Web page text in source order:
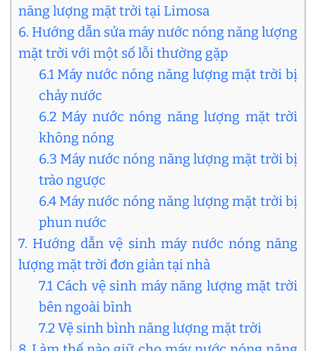
năng lượng mặt trời tại Limosa
6. Hướng dẫn sửa máy nước nóng năng lượng
mặt trời với một số lỗi thường gặp
6.1 Máy nước nóng năng lượng mặt trời bị
chảy nước
6.2 Máy nước nóng năng lượng mặt trời
không nóng
6.3 Máy nước nóng năng lượng mặt trời bị
trào ngược
6.4 Máy nước nóng năng lượng mặt trời bị
phun nước
7. Hướng dẫn vệ sinh máy nước nóng năng
lượng mặt trời đơn giản tại nhà
7.1 Cách vệ sinh máy năng lượng mặt trời
bên ngoài bình
7.2 Vệ sinh bình năng lượng mặt trời